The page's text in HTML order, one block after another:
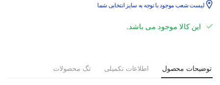
لیست شعب موجود با توجه به سایز انتخابی شما
این کالا موجود می باشد.
توضیحات محصول اطلاعات تکمیلی تگ محصولات